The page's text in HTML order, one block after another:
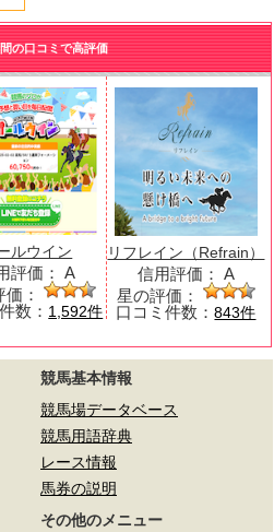
の口コミで高評価
ルウイン
評価： A
：
数： 1,592件
リフレイン（Refrain）
信用評価： A
星の評価：
口コミ件数：843件
競馬基本情報
競馬場データベース
競馬用語辞典
レース情報
馬券の説明
その他のメニュー